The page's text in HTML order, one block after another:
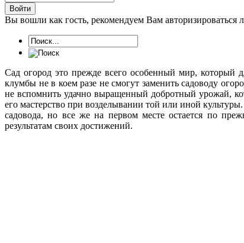
Вы вошли как гость, рекомендуем Вам авторизироваться
Сад огород это прежде всего особенный мир, который
клумбы не в коем разе не смогут заменить садоводу
не вспомнить удачно выращенный добротный урожай,
его мастерство при возделывании той или иной
садовода, но все же на первом месте остается по
результатам своих достижений.